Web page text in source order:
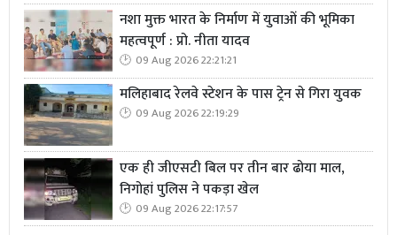
नशा मुक्त भारत के निर्माण में युवाओं की भूमिका
महत्वपूर्ण : प्रो. नीता यादव
09 Aug 2026 22:21:21
मलिहाबाद रेलवे स्टेशन के पास ट्रेन से गिरा युवक
09 Aug 2026 22:19:29
एक ही जीएसटी बिल पर तीन बार ढोया माल,
निगोहां पुलिस ने पकड़ा खेल
09 Aug 2026 22:17:57